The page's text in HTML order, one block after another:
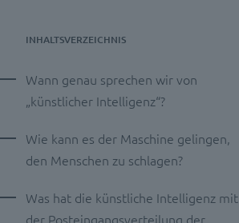
INHALTSVERZEICHNIS
Wann genau sprechen wir von
„künstlicher Intelligenz“?
Wie kann es der Maschine gelingen,
den Menschen zu schlagen?
Was hat die künstliche Intelligenz mit
der Posteingangsverteilung der